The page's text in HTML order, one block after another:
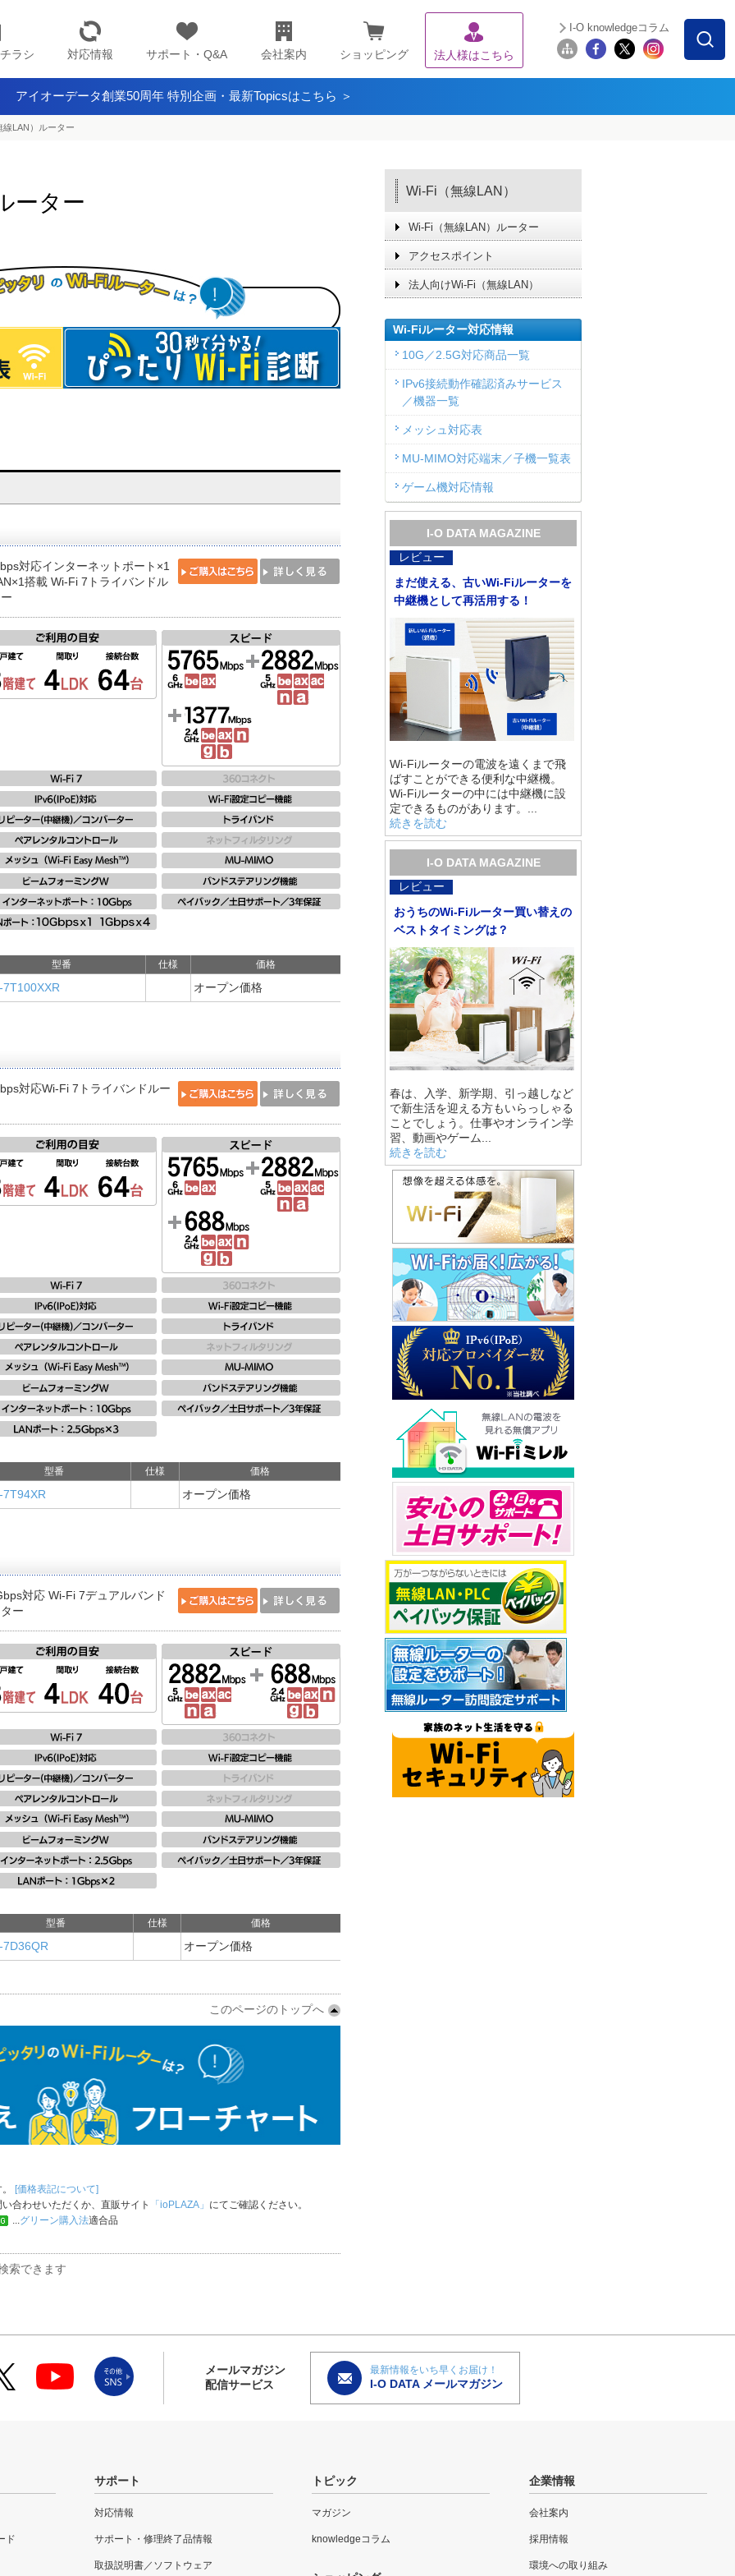
ラシ 対応情報 サポート・Q&A 会社案内 ショッピング 法人様はこちら
I-O knowledgeコラム
アイオーデータ創業50周年 特別企画・最新Topicsはこちら ＞
線LAN）ルーター
ーター
対応インターネットポート×1
搭載 Wi-Fi 7トライバンドル
型番 仕様 価格
7T100XXR オープン価格
対応Wi-Fi 7トライバンドルー
型番 仕様 価格
7T94XR オープン価格
対応 Wi-Fi 7デュアルバンド
ー
型番 仕様 価格
7D36QR オープン価格
このページのトップへ
[価格表記について]
合わせいただくか、直販サイト
「ioPLAZA」 にてご確認ください。
グリーン購入法適合品
索できます
Wi-Fi（無線LAN）
Wi-Fi（無線LAN）ルーター
アクセスポイント
法人向けWi-Fi（無線LAN）
Wi-Fiルーター対応情報
10G／2.5G対応商品一覧
IPv6接続動作確認済みサービス
／機器一覧
メッシュ対応表
MU-MIMO対応端末／子機一覧表
ゲーム機対応情報
I-O DATA MAGAZINE
レビュー
まだ使える、古いWi-Fiルーターを
中継機として再活用する！
Wi-Fiルーターの電波を遠くまで飛
ばすことができる便利な中継機。
Wi-Fiルーターの中には中継機に設
定できるものがあります。...
続きを読む
I-O DATA MAGAZINE
レビュー
おうちのWi-Fiルーター買い替えの
ベストタイミングは？
春は、入学、新学期、引っ越しなど
で新生活を迎える方もいらっしゃる
ことでしょう。仕事やオンライン学
習、動画やゲーム...
続きを読む
メールマガジン
配信サービス
最新情報をいち早くお届け！
I-O DATA メールマガジン
ド
サポート
対応情報
サポート・修理終了品情報
取扱説明書／ソフトウェア
トピック
マガジン
knowledgeコラム
企業情報
会社案内
採用情報
環境への取り組み